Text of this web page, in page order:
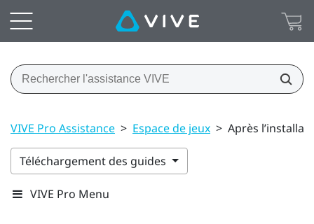
VIVE Pro Assistance > Espace de jeux > Après
Téléchargement des guides
VIVE Pro Menu